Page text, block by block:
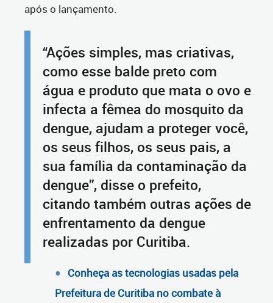
após o lançamento.
“Ações simples, mas criativas,
como esse balde preto com
água e produto que mata o ovo e
infecta a fêmea do mosquito da
dengue, ajudam a proteger você,
os seus filhos, os seus pais, a
sua família da contaminação da
dengue”, disse o prefeito,
citando também outras ações de
enfrentamento da dengue
realizadas por Curitiba.
Conheça as tecnologias usadas pela
Prefeitura de Curitiba no combate à